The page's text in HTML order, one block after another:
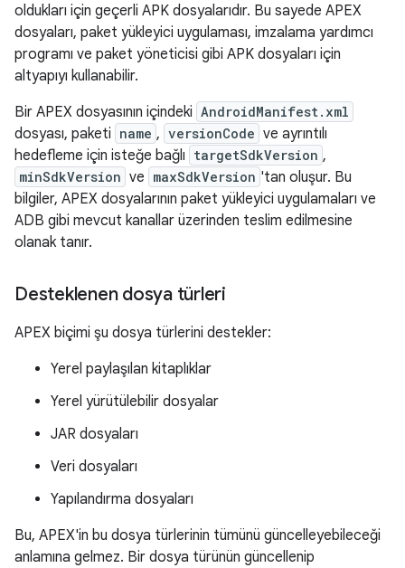
oldukları için geçerli APK dosyalarıdır. Bu sayede APEX
dosyaları, paket yükleyici uygulaması, imzalama yardımcı
programı ve paket yöneticisi gibi APK dosyaları için
altyapıyı kullanabilir.
Bir APEX dosyasının içindeki AndroidManifest.xml
dosyası, paketi name , versionCode ve ayrıntılı
hedefleme için isteğe bağlı targetSdkVersion ,
minSdkVersion ve maxSdkVersion 'tan oluşur. Bu
bilgiler, APEX dosyalarının paket yükleyici uygulamaları ve
ADB gibi mevcut kanallar üzerinden teslim edilmesine
olanak tanır.
Desteklenen dosya türleri
APEX biçimi şu dosya türlerini destekler:
Yerel paylaşılan kitaplıklar
Yerel yürütülebilir dosyalar
JAR dosyaları
Veri dosyaları
Yapılandırma dosyaları
Bu, APEX'in bu dosya türlerinin tümünü güncelleyebileceği
anlamına gelmez. Bir dosya türünün güncellenip